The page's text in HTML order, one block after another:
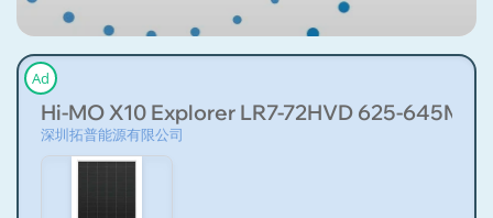
Ad
Hi-MO X10 Explorer LR7-72HVD 625-645M
深圳拓普能源有限公司